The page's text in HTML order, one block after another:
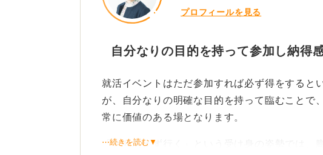
プロフィールを見る
自分なりの目的を持って参加し納得
就活イベントはただ参加すれば必ず得をすると
が、自分なりの明確な目的を持って臨むことで
常に価値のある場となります。
「とりあえず行く」という受け身の姿勢では、
⋯続きを読む▼